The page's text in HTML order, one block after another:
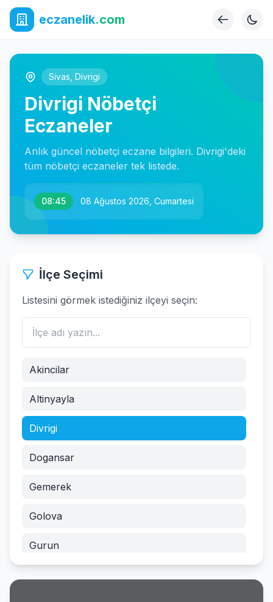
eczanelik.com
Sivas Divrigi
Divrigi Nöbetçi
Eczaneler
Anlık güncel nöbetçi eczane bilgileri. Divrigi'deki
tüm nöbetçi eczaneler tek listede.
08:45 08 Ağustos 2026, Cumartesi
İlçe Seçimi
Listesini görmek istediğiniz ilçeyi seçin:
Akincilar
Altinyayla
Divrigi
Dogansar
Gemerek
Golova
Gurun